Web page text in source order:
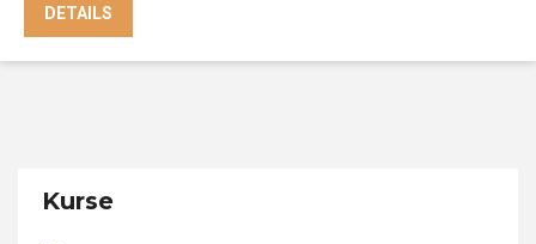
DETAILS
Kurse